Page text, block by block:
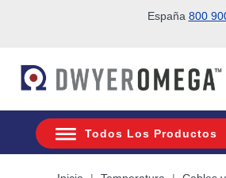
España 800
Todos Los Productos